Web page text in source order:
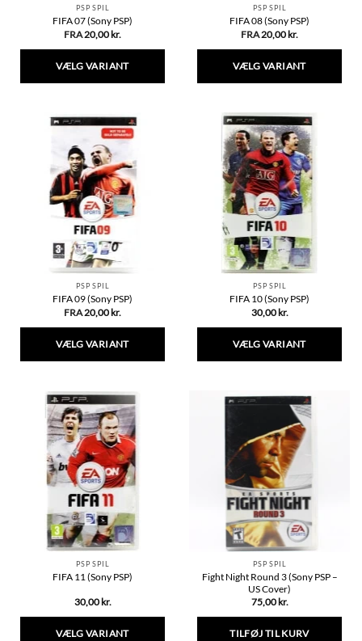
PSP SPIL
FIFA 07 (Sony PSP)
FRA20,00 kr.
VÆLG VARIANT
har
flere
varianter.
Mulighederne
kan
vælges
på
varesiden
PSP SPIL
FIFA 08 (Sony PSP)
FRA20,00 kr.
VÆLG VARIANT
har
flere
varianter.
Mulighederne
kan
vælges
på
varesiden
PSP SPIL
FIFA 09 (Sony PSP)
FRA20,00 kr.
VÆLG VARIANT
har
flere
varianter.
Mulighederne
kan
vælges
på
varesiden
PSP SPIL
FIFA 10 (Sony PSP)
30,00 kr.
VÆLG VARIANT
har
varianter.
Mulighederne
kan
vælges
på
varesiden
PSP SPIL
FIFA 11 (Sony PSP)
30,00 kr.
VÆLG VARIANT
PSP SPIL
Fight Night Round 3 (Sony PSP –
US Cover)
75,00 kr.
TILFØJ TIL KURV